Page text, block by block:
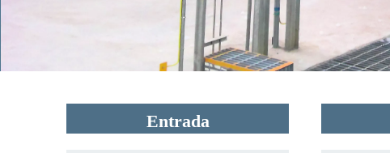
​​​​​​​Entrada